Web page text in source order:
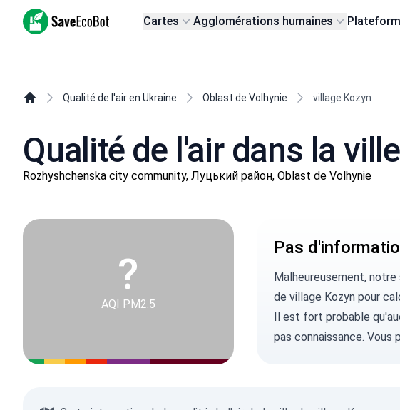
SaveEcoBot Cartes Agglomérations humaines
Qualité de l'air en Ukraine Oblast de Volhynie village Kozyn
Qualité de l'air dans la
Rozhyshchenska city community, Луцький район, Oblast de Volhynie
?
AQI PM2.5
Pas
Malheureusement,
de village Kozyn pour
Il est fort probable
pas connaissance. Vous